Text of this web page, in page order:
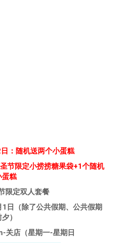
：随机送两个小蛋糕
节限定小捞捞糖果袋+1个随机
蛋糕
限定双人套餐
日（除了公共假期、公共假期
）
关店（星期一-星期日